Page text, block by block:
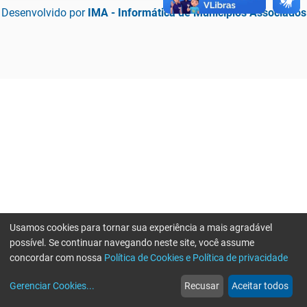
Desenvolvido por IMA - Informática de Municípios Associados
web
Notícias
more_horiz
Mais
Usamos cookies para tornar sua experiência a mais agradável
possível. Se continuar navegando neste site, você assume
concordar com nossa Política de Cookies e Política de privacidade
Gerenciar Cookies... Recusar Aceitar todos
Erro ao enviar informações, por favor tente novamente